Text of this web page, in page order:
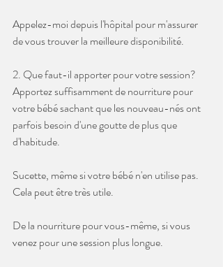
Appelez-moi depuis l'hôpital pour m'assurer
de vous trouver la meilleure disponibilité.
2. Que faut-il apporter pour votre session?
Apportez suffisamment de nourriture pour
votre bébé sachant que les nouveau-nés ont
parfois besoin d'une goutte de plus que
d'habitude.
Sucette, même si votre bébé n'en utilise pas.
Cela peut être très utile.
De la nourriture pour vous-même, si vous
venez pour une session plus longue.